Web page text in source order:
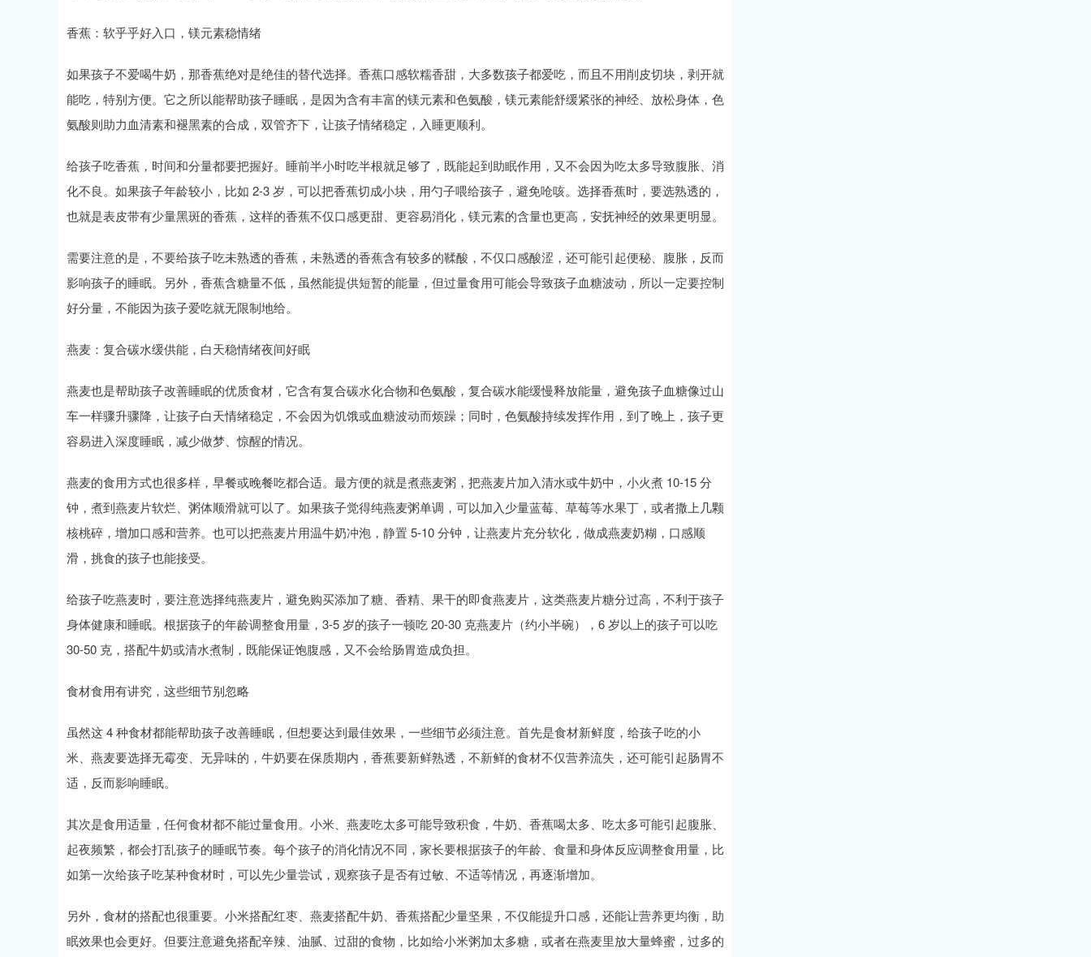
香蕉：软乎乎好入口，镁元素稳情绪
如果孩子不爱喝牛奶，那香蕉绝对是绝佳的替代选择。香蕉口感软糯香甜，大多数孩子都爱吃，而且不用削皮切块，剥开就
能吃，特别方便。它之所以能帮助孩子睡眠，是因为含有丰富的镁元素和色氨酸，镁元素能舒缓紧张的神经、放松身体，色
氨酸则助力血清素和褪黑素的合成，双管齐下，让孩子情绪稳定，入睡更顺利。
给孩子吃香蕉，时间和分量都要把握好。睡前半小时吃半根就足够了，既能起到助眠作用，又不会因为吃太多导致腹胀、消
化不良。如果孩子年龄较小，比如 2-3 岁，可以把香蕉切成小块，用勺子喂给孩子，避免呛咳。选择香蕉时，要选熟透的，
也就是表皮带有少量黑斑的香蕉，这样的香蕉不仅口感更甜、更容易消化，镁元素的含量也更高，安抚神经的效果更明显。
需要注意的是，不要给孩子吃未熟透的香蕉，未熟透的香蕉含有较多的鞣酸，不仅口感酸涩，还可能引起便秘、腹胀，反而
影响孩子的睡眠。另外，香蕉含糖量不低，虽然能提供短暂的能量，但过量食用可能会导致孩子血糖波动，所以一定要控制
好分量，不能因为孩子爱吃就无限制地给。
燕麦：复合碳水缓供能，白天稳情绪夜间好眠
燕麦也是帮助孩子改善睡眠的优质食材，它含有复合碳水化合物和色氨酸，复合碳水能缓慢释放能量，避免孩子血糖像过山
车一样骤升骤降，让孩子白天情绪稳定，不会因为饥饿或血糖波动而烦躁；同时，色氨酸持续发挥作用，到了晚上，孩子更
容易进入深度睡眠，减少做梦、惊醒的情况。
燕麦的食用方式也很多样，早餐或晚餐吃都合适。最方便的就是煮燕麦粥，把燕麦片加入清水或牛奶中，小火煮 10-15 分
钟，煮到燕麦片软烂、粥体顺滑就可以了。如果孩子觉得纯燕麦粥单调，可以加入少量蓝莓、草莓等水果丁，或者撒上几颗
核桃碎，增加口感和营养。也可以把燕麦片用温牛奶冲泡，静置 5-10 分钟，让燕麦片充分软化，做成燕麦奶糊，口感顺
滑，挑食的孩子也能接受。
给孩子吃燕麦时，要注意选择纯燕麦片，避免购买添加了糖、香精、果干的即食燕麦片，这类燕麦片糖分过高，不利于孩子
身体健康和睡眠。根据孩子的年龄调整食用量，3-5 岁的孩子一顿吃 20-30 克燕麦片（约小半碗），6 岁以上的孩子可以吃
30-50 克，搭配牛奶或清水煮制，既能保证饱腹感，又不会给肠胃造成负担。
食材食用有讲究，这些细节别忽略
虽然这 4 种食材都能帮助孩子改善睡眠，但想要达到最佳效果，一些细节必须注意。首先是食材新鲜度，给孩子吃的小
米、燕麦要选择无霉变、无异味的，牛奶要在保质期内，香蕉要新鲜熟透，不新鲜的食材不仅营养流失，还可能引起肠胃不
适，反而影响睡眠。
其次是食用适量，任何食材都不能过量食用。小米、燕麦吃太多可能导致积食，牛奶、香蕉喝太多、吃太多可能引起腹胀、
起夜频繁，都会打乱孩子的睡眠节奏。每个孩子的消化情况不同，家长要根据孩子的年龄、食量和身体反应调整食用量，比
如第一次给孩子吃某种食材时，可以先少量尝试，观察孩子是否有过敏、不适等情况，再逐渐增加。
另外，食材的搭配也很重要。小米搭配红枣、燕麦搭配牛奶、香蕉搭配少量坚果，不仅能提升口感，还能让营养更均衡，助
眠效果也会更好。但要注意避免搭配辛辣、油腻、过甜的食物，比如给小米粥加太多糖，或者在燕麦里放大量蜂蜜，过多的